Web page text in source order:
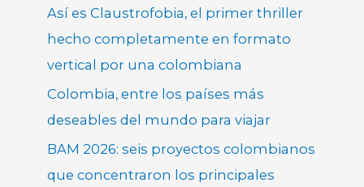
Así es Claustrofobia, el primer thriller
hecho completamente en formato
vertical por una colombiana
Colombia, entre los países más
deseables del mundo para viajar
BAM 2026: seis proyectos colombianos
que concentraron los principales